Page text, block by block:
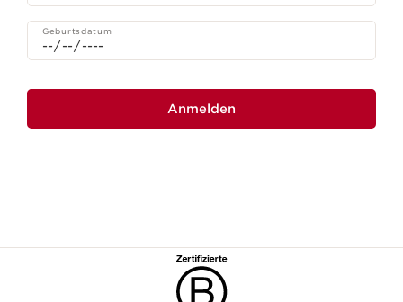
Geburtsdatum
Anmelden